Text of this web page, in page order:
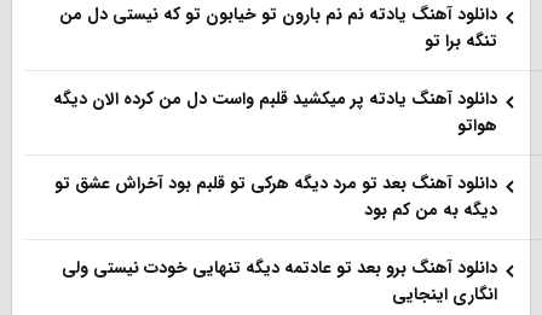
دانلود آهنگ یادته نم نم بارون تو خیابون تو که نیستی دل من
تنگه برا تو
دانلود آهنگ یادته پر میکشید قلبم واست دل من کرده الان دیگه
هواتو
دانلود آهنگ بعد تو مرد دیگه هرکی تو قلبم بود آخراش عشق تو
دیگه به من کم بود
دانلود آهنگ برو بعد تو عادتمه دیگه تنهایی خودت نیستی ولی
انگاری اینجایی